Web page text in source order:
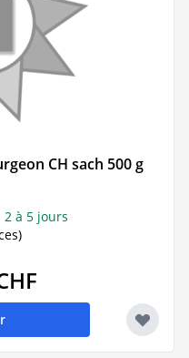
CH sach 500 g
à 5 jours